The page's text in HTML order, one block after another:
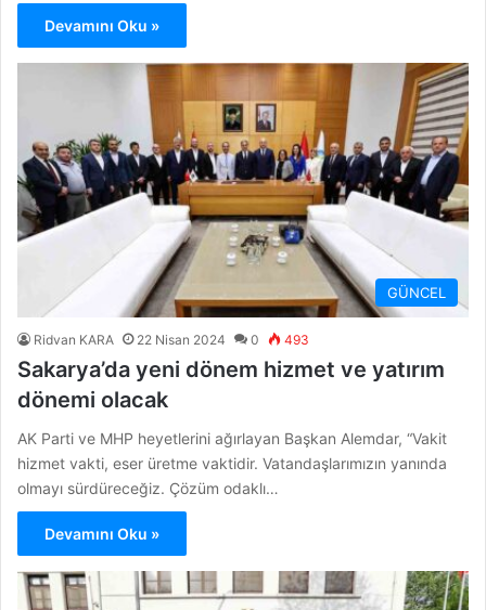
Devamını Oku »
GÜNCEL
Ridvan KARA 22 Nisan 2024 0 493
Sakarya’da yeni dönem hizmet ve yatırım
dönemi olacak
AK Parti ve MHP heyetlerini ağırlayan Başkan Alemdar, “Vakit
hizmet vakti, eser üretme vaktidir. Vatandaşlarımızın yanında
olmayı sürdüreceğiz. Çözüm odaklı…
Devamını Oku »